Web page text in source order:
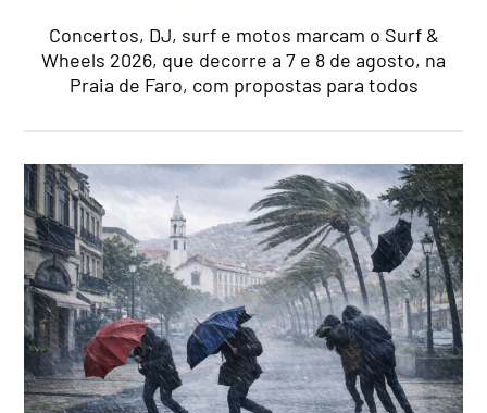
Concertos, DJ, surf e motos marcam o Surf &
Wheels 2026, que decorre a 7 e 8 de agosto, na
Praia de Faro, com propostas para todos